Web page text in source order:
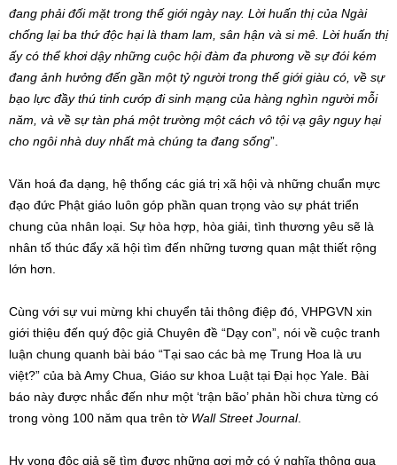
đang phải đối mặt trong thế giới ngày nay. Lời huấn thị của Ngài
chống lại ba thứ độc hại là tham lam, sân hận và si mê. Lời huấn thị
ấy có thể khơi dậy những cuộc hội đàm đa phương về sự đói kém
đang ảnh hưởng đến gần một tỷ người trong thế giới giàu có, về sự
bạo lực đầy thú tinh cướp đi sinh mạng của hàng nghìn người mỗi
năm, và về sự tàn phá một trường một cách vô tội vạ gây nguy hại
cho ngôi nhà duy nhất mà chúng ta đang sống”.
Văn hoá đa dạng, hệ thống các giá trị xã hội và những chuẩn mực
đạo đức Phật giáo luôn góp phần quan trọng vào sự phát triển
chung của nhân loại. Sự hòa hợp, hòa giải, tình thương yêu sẽ là
nhân tố thúc đẩy xã hội tìm đến những tương quan mật thiết rộng
lớn hơn.
Cùng với sự vui mừng khi chuyển tải thông điệp đó, VHPGVN xin
giới thiệu đến quý độc giả Chuyên đề “Dạy con”, nói về cuộc tranh
luận chung quanh bài báo “Tại sao các bà mẹ Trung Hoa là ưu
việt?” của bà Amy Chua, Giáo sư khoa Luật tại Đại học Yale. Bài
báo này được nhắc đến như một ‘trận bão’ phản hồi chưa từng có
trong vòng 100 năm qua trên tờ Wall Street Journal.
Hy vọng độc giả sẽ tìm được những gợi mở có ý nghĩa thông qua